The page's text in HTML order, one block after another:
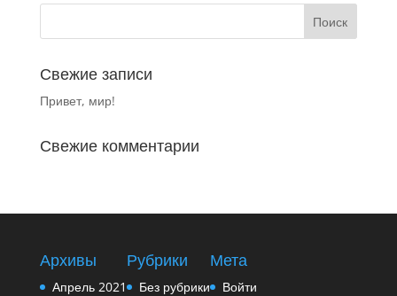
Свежие записи
Привет, мир!
Свежие комментарии
Архивы
Апрель 2021
Рубрики
Без рубрики
Мета
Войти